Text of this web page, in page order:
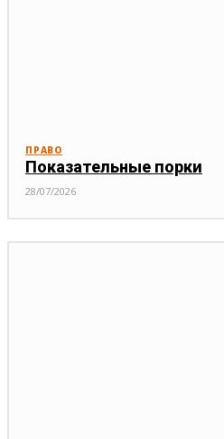
ПРАВО
Показательные порки
28/07/2026